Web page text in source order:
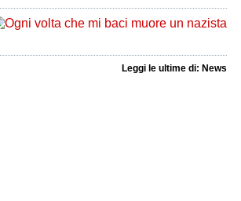
Leggi le ultime di: News